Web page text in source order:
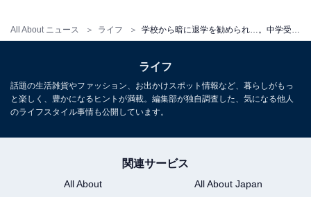
All About ニュース ライフ
ライフ
話題の生活雑貨やファッション、お出かけスポット情報など、暮らしがもっ
と楽しく、豊かになるヒントが満載。編集部が独自調査した、気になる他人
のライフスタイル事情も公開しています。
関連サービス
All About
All About Japan